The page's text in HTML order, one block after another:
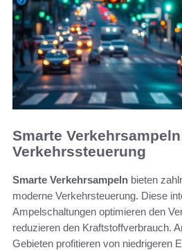
Smarte
Verkehrssteuerung
Smarte Verkehrsampeln bieten
moderne Verkehrsteuerung. Diese
Ampelschaltungen optimieren den
reduzieren den Kraftstoffverbrauch.
Gebieten profitieren von niedrigeren